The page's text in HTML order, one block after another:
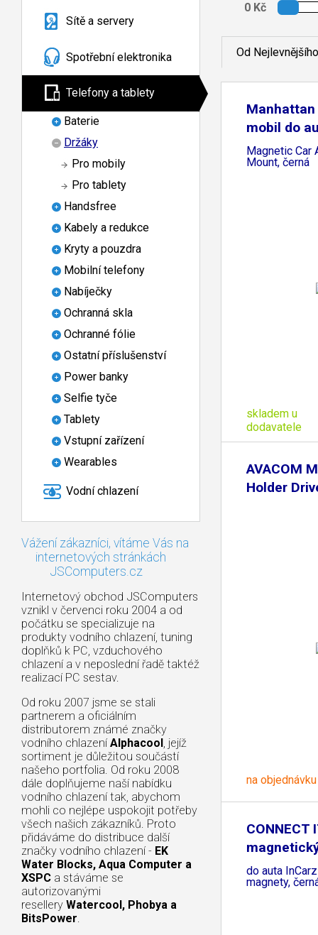
Sítě a servery
Spotřební elektronika
Telefony a tablety
Baterie
Držáky
Pro mobily
Pro tablety
Handsfree
Kabely a redukce
Kryty a pouzdra
Mobilní telefony
Nabíječky
Ochranná skla
Ochranné fólie
Ostatní příslušenství
Power banky
Selfie tyče
Tablety
Vstupní zařízení
Wearables
Vodní chlazení
Vážení zákazníci, vítáme Vás na
internetových stránkách
JSComputers.cz
Internetový obchod JSComputers
vznikl v červenci roku 2004 a od
počátku se specializuje na
produkty vodního chlazení, tuning
doplňků k PC, vzduchového
chlazení a v neposlední řadě taktéž
realizací PC sestav.
Od roku 2007 jsme se stali
partnerem a oficiálním
distributorem známé značky
vodního chlazení Alphacool, jejíž
sortiment je důležitou součástí
našeho portfolia. Od roku 2008
dále doplňujeme naší nabídku
vodního chlazení tak, abychom
mohli co nejlépe uspokojit potřeby
všech našich zákazníků. Proto
přidáváme do distribuce další
značky vodního chlazení - EK
Water Blocks, Aqua Computer a
XSPC a stáváme se
autorizovanými
resellery Watercool, Phobya a
BitsPower.
Od Nejlevnějšího
mobil do
Magnetic Car
Mount, černá
skladem u
dodavatele
AVACOM
Holder
na objednávku
CONNECT
do auta
magnety,